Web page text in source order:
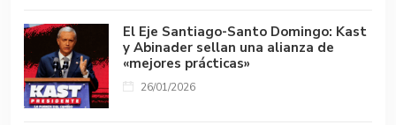
El Eje Santiago-Santo Domingo: Kast
y Abinader sellan una alianza de
«mejores prácticas»
26/01/2026